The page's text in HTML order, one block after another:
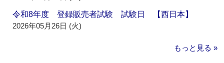
令和8年度 登録販売者試験 試験日 【西日本】
2026年05月26日 (火)
もっと見る »